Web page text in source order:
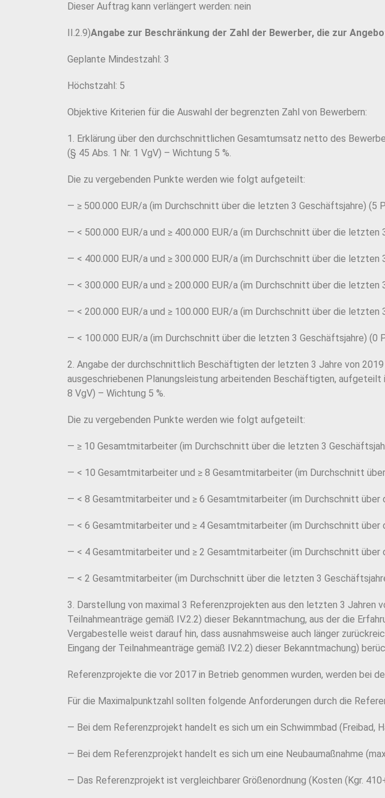
Dieser Auftrag kann verlängert werden: nein
II.2.9)Angabe zur Beschränkung der Zahl der Bewerber, die zur
Geplante Mindestzahl: 3
Höchstzahl: 5
Objektive Kriterien für die Auswahl der begrenzten Zahl von Bewerbern:
1. Erklärung über den durchschnittlichen Gesamtumsatz netto des
(§ 45 Abs. 1 Nr. 1 VgV) – Wichtung 5 %.
Die zu vergebenden Punkte werden wie folgt aufgeteilt:
— ≥ 500.000 EUR/a (im Durchschnitt über die letzten 3 Geschäftsjahre) (5
— < 500.000 EUR/a und ≥ 400.000 EUR/a (im Durchschnitt über die letzten
— < 400.000 EUR/a und ≥ 300.000 EUR/a (im Durchschnitt über die letzten
— < 300.000 EUR/a und ≥ 200.000 EUR/a (im Durchschnitt über die letzten
— < 200.000 EUR/a und ≥ 100.000 EUR/a (im Durchschnitt über die letzten
— < 100.000 EUR/a (im Durchschnitt über die letzten 3 Geschäftsjahre) (0
2. Angabe der durchschnittlich Beschäftigten der letzten 3 Jahre von
ausgeschriebenen Planungsleistung arbeitenden Beschäftigten, aufgeteilt
8 VgV) – Wichtung 5 %.
Die zu vergebenden Punkte werden wie folgt aufgeteilt:
— ≥ 10 Gesamtmitarbeiter (im Durchschnitt über die letzten 3
— < 10 Gesamtmitarbeiter und ≥ 8 Gesamtmitarbeiter (im Durchschnitt
— < 8 Gesamtmitarbeiter und ≥ 6 Gesamtmitarbeiter (im Durchschnitt
— < 6 Gesamtmitarbeiter und ≥ 4 Gesamtmitarbeiter (im Durchschnitt
— < 4 Gesamtmitarbeiter und ≥ 2 Gesamtmitarbeiter (im Durchschnitt
— < 2 Gesamtmitarbeiter (im Durchschnitt über die letzten 3
3. Darstellung von maximal 3 Referenzprojekten aus den letzten 3 Jahren
Teilnahmeanträge gemäß IV.2.2) dieser Bekanntmachung, aus der die
Vergabestelle weist darauf hin, dass ausnahmsweise auch länger
Eingang der Teilnahmeanträge gemäß IV.2.2) dieser Bekanntmachung)
Referenzprojekte die vor 2017 in Betrieb genommen wurden, werden bei
Für die Maximalpunktzahl sollten folgende Anforderungen durch die
— Bei dem Referenzprojekt handelt es sich um ein Schwimmbad (Freibad,
— Bei dem Referenzprojekt handelt es sich um eine Neubaumaßnahme
— Das Referenzprojekt ist vergleichbarer Größenordnung (Kosten (Kgr.